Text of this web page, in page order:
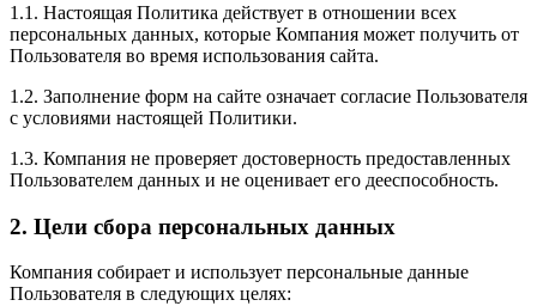
1.1. Настоящая Политика действует в отношении всех
персональных данных, которые Компания может получить от
Пользователя во время использования сайта.
1.2. Заполнение форм на сайте означает согласие Пользователя
с условиями настоящей Политики.
1.3. Компания не проверяет достоверность предоставленных
Пользователем данных и не оценивает его дееспособность.
2. Цели сбора персональных данных
Компания собирает и использует персональные данные
Пользователя в следующих целях: